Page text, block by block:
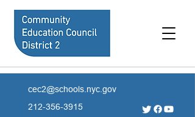
cec2@schools.nyc.gov
212-356-3915